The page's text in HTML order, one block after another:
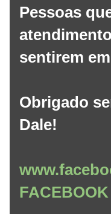
Pessoas
sentirem
Obrigado
Dale!
FACEBOOK